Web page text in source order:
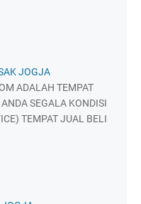
JOGJA
ADALAH TEMPAT
SEGALA KONDISI
TEMPAT JUAL BELI